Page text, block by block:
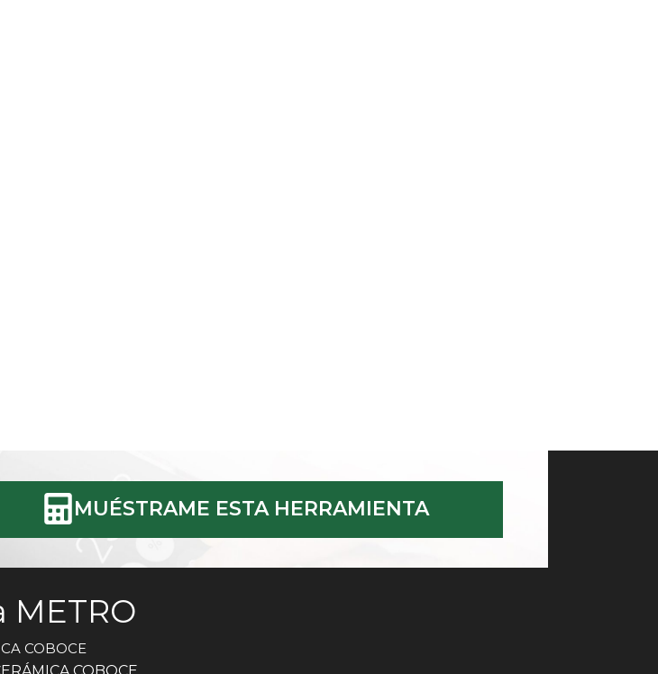
MUÉSTRAME ESTA HERRAMIENTA
METRO
COBOCE